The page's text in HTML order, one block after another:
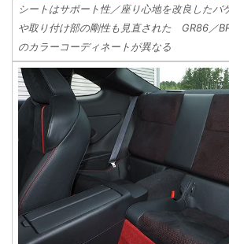
シートはサポート性／座り心地を改良した
や取り付け部の剛性も見直された GR86／
のカラーコーディネートが異なる